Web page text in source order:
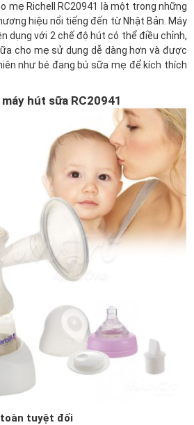
mẹ Richell RC20941 là một trong những
hiệu nổi tiếng đến từ Nhật Bản. Máy
dụng với 2 chế độ hút có thể điều chỉnh,
cho mẹ sử dụng dễ dàng hơn và được
như bé đang bú sữa mẹ để kích thích
hút sữa RC20941
tuyệt đối